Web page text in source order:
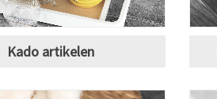
Kado artikelen